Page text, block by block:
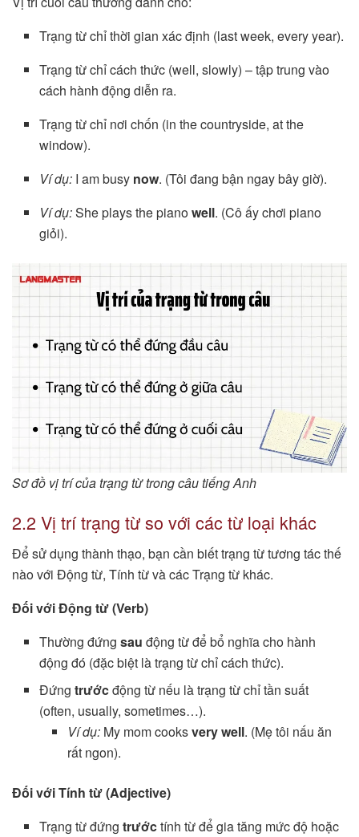
Trạng từ chỉ thời gian xác định (last week, every year).
Trạng từ chỉ cách thức (well, slowly) – tập trung vào
cách hành động diễn ra.
Trạng từ chỉ nơi chốn (in the countryside, at the
window).
Ví dụ: I am busy now. (Tôi đang bận ngay bây giờ).
Ví dụ:She plays the pianowell. (Cô ấy chơi piano
giỏi).
Sơ đồ vị trí của trạng từ trong câu tiếng Anh
2.2 Vị trí trạng từ so với các từ loại khác
Để sử dụng thành thạo, bạn cần biết trạng từ tương tác thế
nào với Động từ, Tính từ và các Trạng từ khác.
Đối với Động từ (Verb)
Thường đứngsau động từ để bổ nghĩa cho hành
động đó (đặc biệt là trạng từ chỉ cách thức).
Đứngtrướcđộng từ nếu là trạng từ chỉ tần suất
(often, usually, sometimes…).
Ví dụ:My mom cooksvery well. (Mẹ tôi nấu ăn
rất ngon).
Đối với Tính từ (Adjective)
Trạng từ đứngtrướctính từ để gia tăng mức độ hoặc